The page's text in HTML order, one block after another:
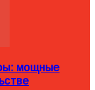
мощные